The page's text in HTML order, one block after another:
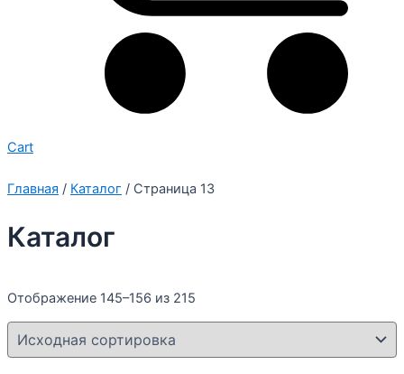
Cart
Главная / Каталог / Страница 13
Каталог
Отображение 145–156 из 215